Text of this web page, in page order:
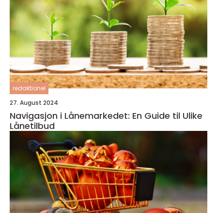
redaktionel
27. August 2024
Navigasjon i Lånemarkedet: En Guide til Ulike
Lånetilbud